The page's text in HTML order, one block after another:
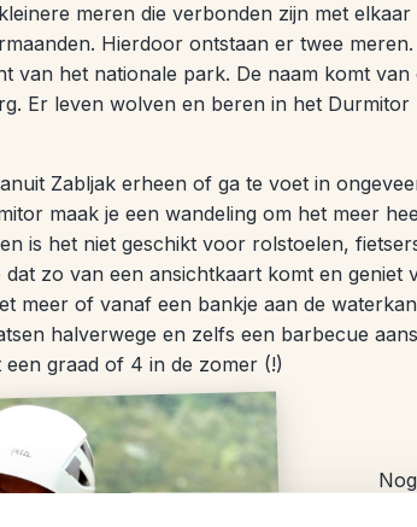
meren die verbonden zijn met
Hierdoor ontstaan er twee
van het nationale park. De naam komt van
Er leven wolven en beren in het Durmitor
Zabljak erheen of ga te voet in
maak je een wandeling om het meer
is het niet geschikt voor rolstoelen,
zo van een ansichtkaart komt en geniet
meer of vanaf een bankje aan de
halverwege en zelfs een barbecue
graad of 4 in de zomer (!)